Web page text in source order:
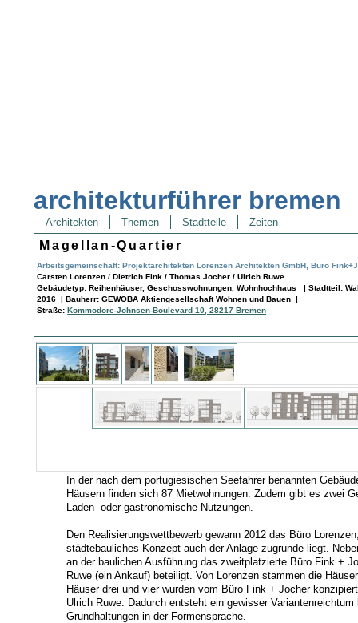
architekturführer bremen
Architekten Themen Stadtteile Zeiten
Magellan-Quartier
Arbeitsgemeinschaft: Projektarchitekten Lorenzen Architekten GmbH, Büro
Carsten Lorenzen / Dietrich Fink / Thomas Jocher / Ulrich Ruwe
Gebäudetyp: Reihenhäuser, Geschosswohnungen, Wohnhochhaus | Stadtteil:
2016 | Bauherr: GEWOBA Aktiengesellschaft Wohnen und Bauen |
Straße:Kommodore-Johnsen-Boulevard 10, 28217 Bremen
In der nach dem portugiesischen Seefahrer benannten
Häusern finden sich 87 Mietwohnungen. Zudem gibt es zwei
Laden- oder gastronomische Nutzungen.
Den Realisierungswettbewerb gewann 2012 das Büro
städtebauliches Konzept auch der Anlage zugrunde liegt.
an der baulichen Ausführung das zweitplatzierte Büro Fink +
Ruwe (ein Ankauf) beteiligt. Von Lorenzen stammen die
Häuser drei und vier wurden vom Büro Fink + Jocher
Ulrich Ruwe. Dadurch entsteht ein gewisser Variantenreichtum
Grundhaltungen in der Formensprache.